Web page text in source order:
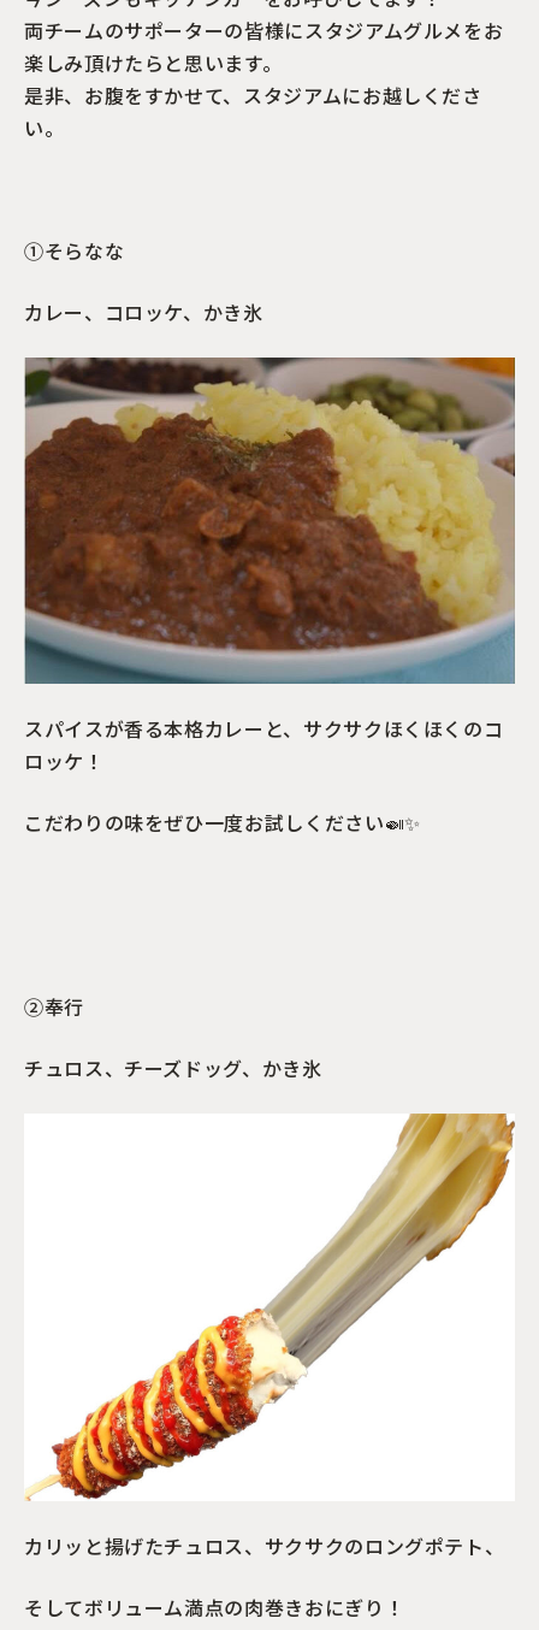
両チームのサポーターの皆様にスタジアムグルメをお
楽しみ頂けたらと思います。
是非、お腹をすかせて、スタジアムにお越しくださ
い。
①そらなな
カレー、コロッケ、かき氷
スパイスが香る本格カレーと、サクサクほくほくのコ
ロッケ！
こだわりの味をぜひ一度お試しください🍛✨
②奉行
チュロス、チーズドッグ、かき氷
カリッと揚げたチュロス、サクサクのロングポテト、
そしてボリューム満点の肉巻きおにぎり！